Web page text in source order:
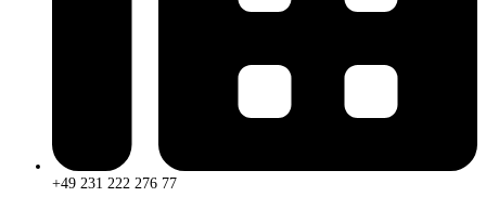
+49 231 222 276 77